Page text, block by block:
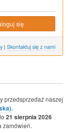
się
| Skontaktuj się z nami
przedsprzedaż naszej
21 sierpnia 2026
zamówień.